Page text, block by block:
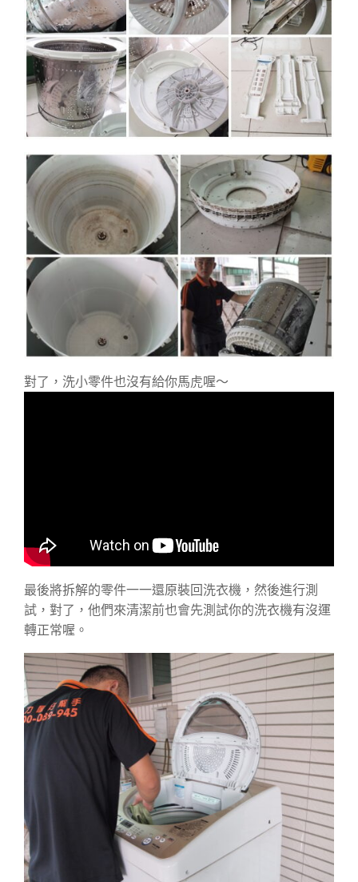
對了，洗小零件也沒有給你馬虎喔～
最後將拆解的零件一一還原裝回洗衣機，然後進行測
試，對了，他們來清潔前也會先測試你的洗衣機有沒運
轉正常喔。